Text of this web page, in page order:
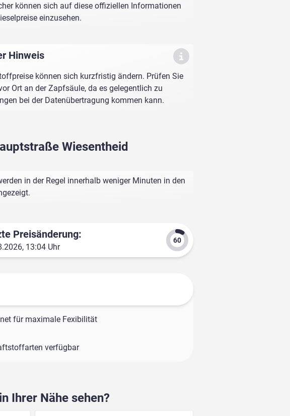
können sich auf diese offiziellen Informationen
einzusehen.
Hinweis
können sich kurzfristig ändern. Prüfen Sie
Ort an der Zapfsäule, da es gelegentlich zu
bei der Datenübertragung kommen kann.
Wiesentheid
in der Regel innerhalb weniger Minuten in den
Preisänderung:
13:04 Uhr
für maximale Fexibilität
verfügbar
Ihrer Nähe sehen?